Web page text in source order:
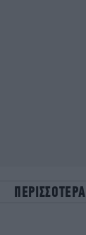
ΠΕΡΙΣΣΟΤΕΡΑ